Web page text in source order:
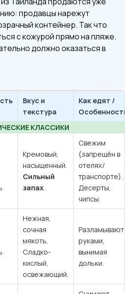
продавцы нарежут
контейнер. Так что
с кожурой прямо на пляже.
должно оказаться в
Вкус и
текстура
Как едят /
КЛАССИКИ
Кремовый,
насыщенный.
Сильный
запах.
Свежим
(запрещён в
отелях/
транспорте).
Десерты,
чипсы.
Нежная,
сочная
мякоть.
Сладко-
кислый,
освежающий.
Разламывают
руками,
вынимая
дольки.